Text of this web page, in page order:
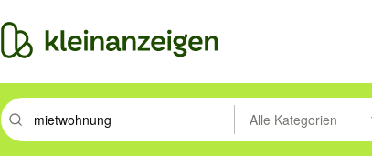
Suchbegriff eingeben. Eingabetaste drücken um zu suchen,
Alle Kategorien